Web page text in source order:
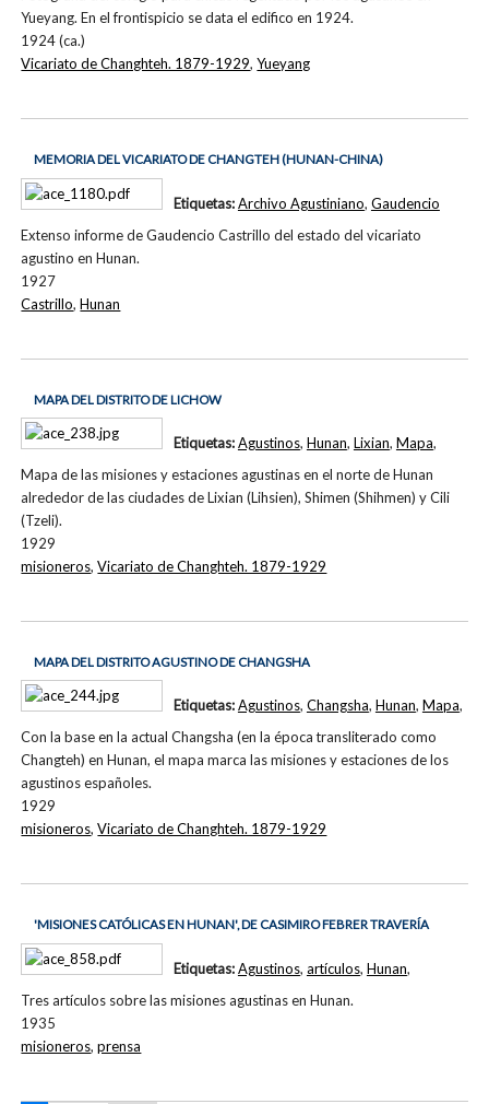
Yueyang. En el frontispicio se data el edifico en 1924.
1924 (ca.)
Vicariato de Changhteh. 1879-1929,Yueyang
MEMORIA DEL VICARIATO DE CHANGTEH (HUNAN-CHINA)
Extenso informe de Gaudencio Castrillo del estado del vicariato
agustino en Hunan.
1927
Etiquetas:Archivo Agustiniano, Gaudencio
Castrillo,Hunan
MAPA DEL DISTRITO DE LICHOW
Mapa de las misiones y estaciones agustinas en el norte de Hunan
alrededor de las ciudades de Lixian (Lihsien), Shimen (Shihmen) y Cili
(Tzeli).
1929
Etiquetas:Agustinos, Hunan, Lixian, Mapa,
misioneros,Vicariato de Changhteh. 1879-1929
MAPA DEL DISTRITO AGUSTINO DE CHANGSHA
Con la base en la actual Changsha (en la época transliterado como
Changteh) en Hunan, el mapa marca las misiones y estaciones de los
agustinos españoles.
1929
Etiquetas:Agustinos, Changsha, Hunan, Mapa,
misioneros,Vicariato de Changhteh. 1879-1929
'MISIONES CATÓLICAS EN HUNAN', DE CASIMIRO FEBRER TRAVERÍA
Tres artículos sobre las misiones agustinas en Hunan.
1935
Etiquetas:Agustinos, artículos, Hunan,
misioneros,prensa